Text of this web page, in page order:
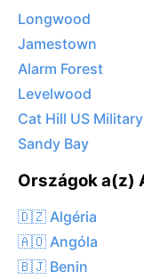
Longwood
Jamestown
Alarm Forest
Levelwood
Cat Hill US
Sandy Bay
Országok a(z)
🇩🇿 Algéria
🇦🇴 Angóla
🇧🇯 Benin